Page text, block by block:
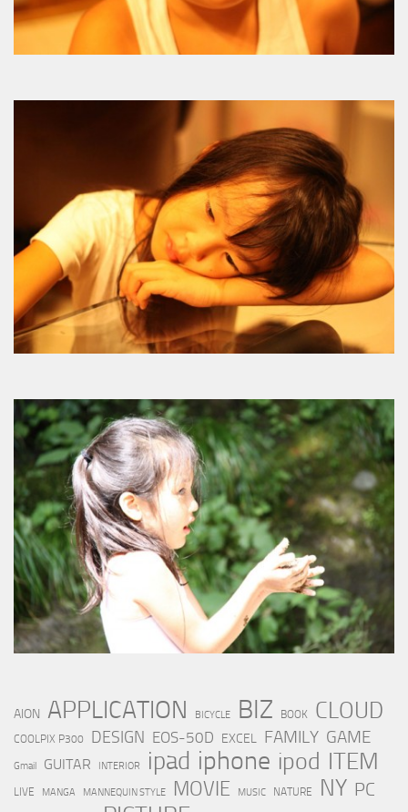
AION APPLICATION BICYCLE BIZ BOOK CLOUD
COOLPIX P300 DESIGN EOS-50D EXCEL FAMILY GAME
Gmail GUITAR INTERIOR ipad iphone ipod ITEM
LIVE MANGA MANNEQUIN STYLE MOVIE MUSIC NATURE NY PC